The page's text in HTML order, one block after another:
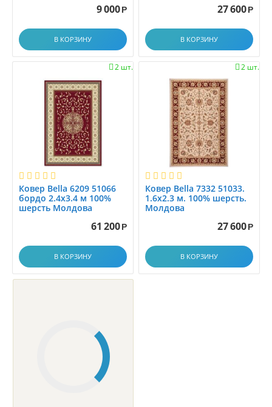
1.4x3.0
1.4x3.5
1.4x4.5
1.4x5.0
1.4x5.5
1.4x6.0
1.5
1.55x3.00
1.55x4.00
1.56x1.56
1.5x1.5
1.5x1.7
1.5x1.8
1.5x1.9
9 000 Р
В КОРЗИНУ
27 600 Р
В КОРЗИНУ
2 шт.

Ковер Bella 6209 51066
бордо 2.4x3.4 м 100%
шерсть Молдова
61 200 Р
В КОРЗИНУ
2 шт.

Ковер Bella 7332 51033.
1.6x2.3 м. 100% шерсть.
Молдова
27 600 Р
В КОРЗИНУ